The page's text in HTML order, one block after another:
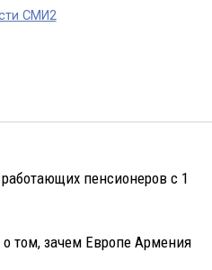
СМИ2
пенсионеров с 1
том, зачем Европе Армения